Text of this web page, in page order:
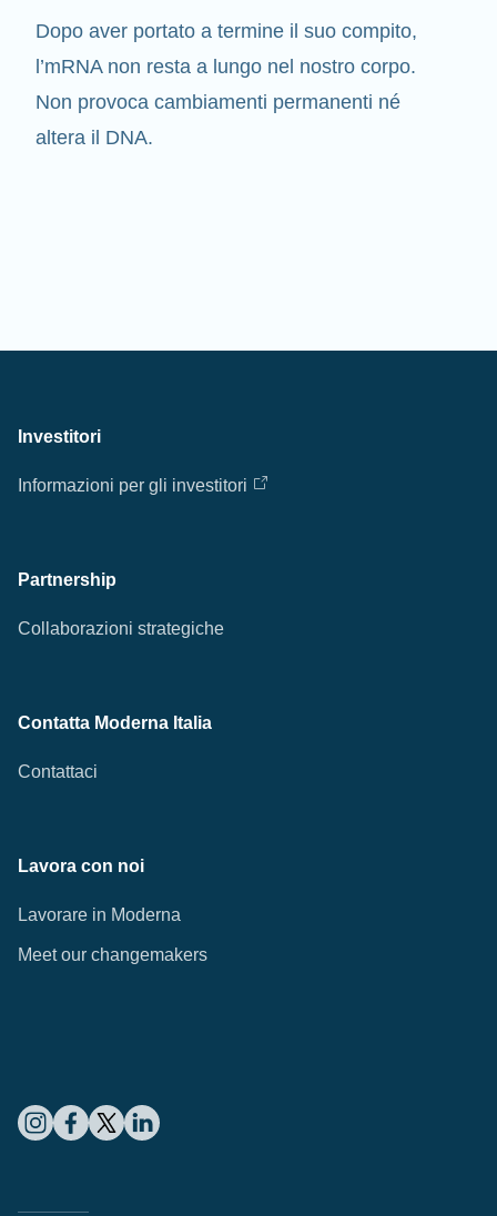
Dopo aver portato a termine il suo compito,
l’mRNA non resta a lungo nel nostro corpo.
Non provoca cambiamenti permanenti né
altera il DNA.
Investitori
Informazioni per gli investitori
Partnership
Collaborazioni strategiche
Contatta Moderna Italia
Contattaci
Lavora con noi
Lavorare in Moderna
Meet our changemakers